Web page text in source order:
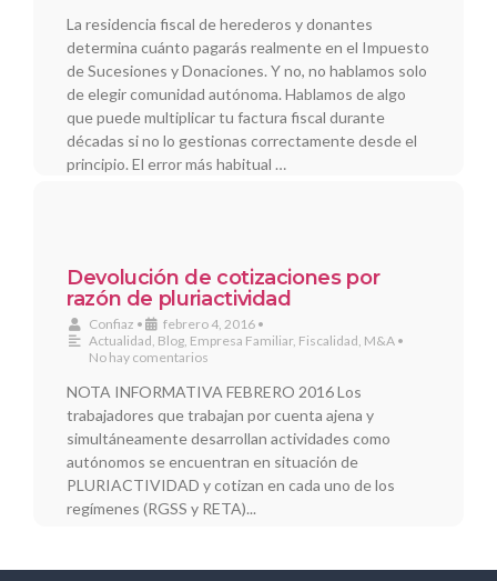
La residencia fiscal de herederos y donantes
determina cuánto pagarás realmente en el Impuesto
de Sucesiones y Donaciones. Y no, no hablamos solo
de elegir comunidad autónoma. Hablamos de algo
que puede multiplicar tu factura fiscal durante
décadas si no lo gestionas correctamente desde el
principio. El error más habitual …
Devolución de cotizaciones por
razón de pluriactividad
Confiaz • febrero 4, 2016 •
Actualidad, Blog, Empresa Familiar, Fiscalidad, M&A •
No hay comentarios
NOTA INFORMATIVA FEBRERO 2016 Los
trabajadores que trabajan por cuenta ajena y
simultáneamente desarrollan actividades como
autónomos se encuentran en situación de
PLURIACTIVIDAD y cotizan en cada uno de los
regímenes (RGSS y RETA)...